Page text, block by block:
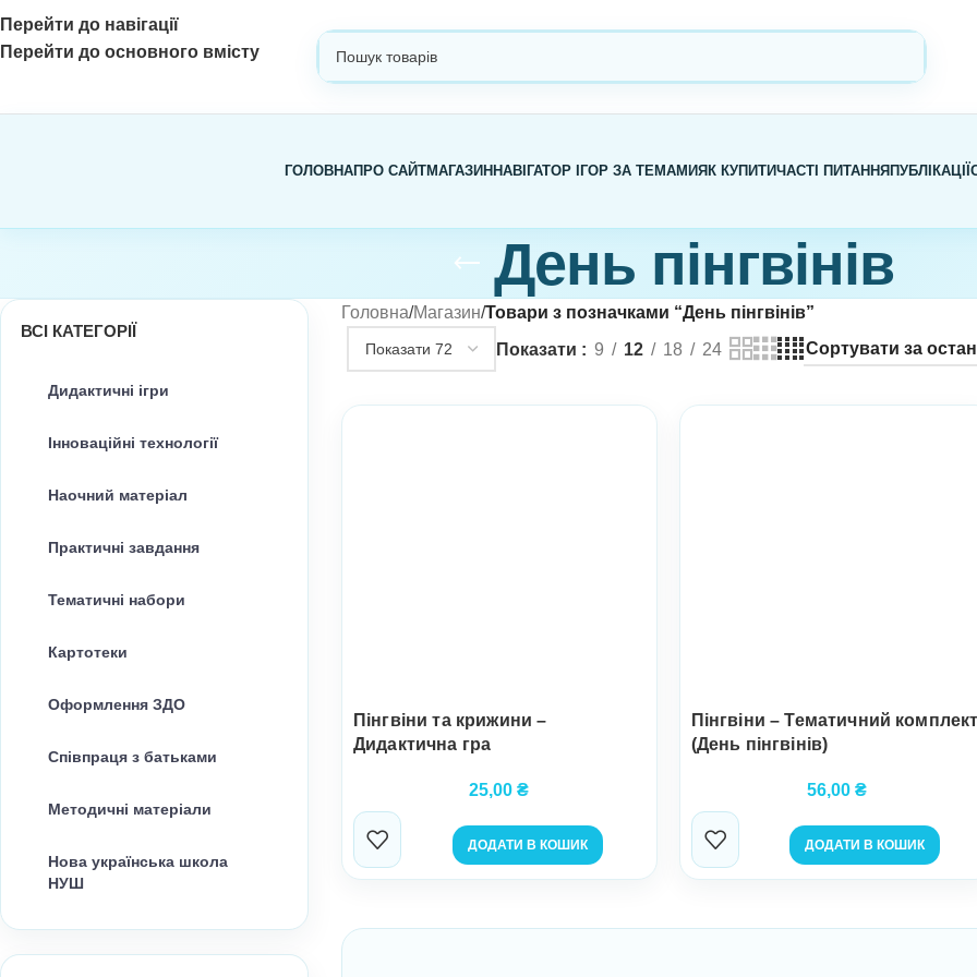
Перейти до навігації
Перейти до основного вмісту
ГОЛОВНАПРО САЙТМАГАЗИН НАВІГАТОР ІГОР ЗА ТЕМАМИЯК КУПИТИЧАСТІ ПИТАННЯ ПУБЛІКАЦІЇ
День пінгвінів
ВСІ КАТЕГОРІЇ
Дидактичні ігри
Інноваційні технології
Наочний матеріал
Практичні завдання
Тематичні набори
Картотеки
Оформлення ЗДО
Співпраця з батьками
Методичні матеріали
Нова українська школа
НУШ
Головна/Магазин/Товари з позначками “День пінгвінів”
Показати
9 12 18 24
Пінгвіни та крижини –
Дидактична гра
25,00₴
ДОДАТИ В КОШИК
Пінгвіни – Тематичний
(День пінгвінів)
56,00 ₴
ДОДАТИ В КОШИК